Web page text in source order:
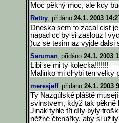
Moc pěkný moc, ale kdy
Rettry, přidáno 24.1. 2003
Dneska sem to zacal cist
napad co by si zaslouzil
)uz se tesim az vyjde dalsi
Saruman, přidáno 24.1. 2003
Libi se mi ty kolecka!!!!!!!
Malinko mi chybi ten velky
meresjeff, přidáno 24.1. 2003
Ty Nazgúlské pláště
svinstvem, když tak pěkně
Jinak tyhle tři díly byly
něžné čtenářky, aby si